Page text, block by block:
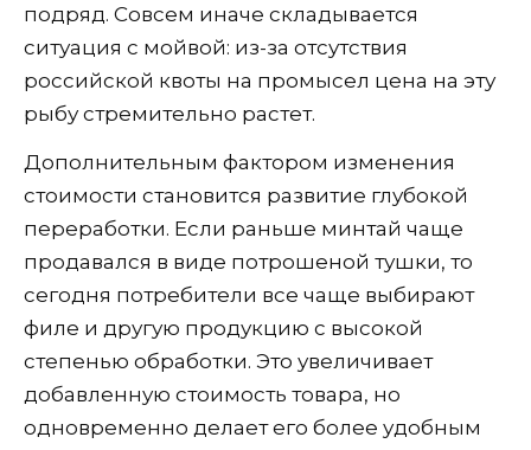
подряд. Совсем иначе складывается
ситуация с мойвой: из-за отсутствия
российской квоты на промысел цена на эту
рыбу стремительно растет.
Дополнительным фактором изменения
стоимости становится развитие глубокой
переработки. Если раньше минтай чаще
продавался в виде потрошеной тушки, то
сегодня потребители все чаще выбирают
филе и другую продукцию с высокой
степенью обработки. Это увеличивает
добавленную стоимость товара, но
одновременно делает его более удобным